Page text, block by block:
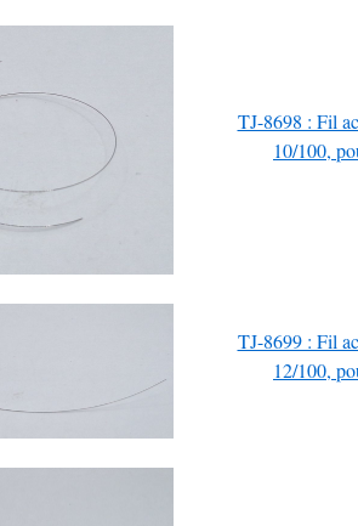
TJ-8698 : Fil
10/100,
TJ-8699 : Fil
12/100,